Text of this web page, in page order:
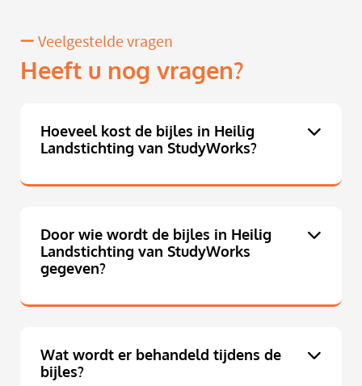
Veelgestelde vragen
Heeft u nog vragen?
Hoeveel kost de bijles in Heilig
Landstichting van StudyWorks?
Door wie wordt de bijles in Heilig
Landstichting van StudyWorks
gegeven?
Wat wordt er behandeld tijdens de
bijles?